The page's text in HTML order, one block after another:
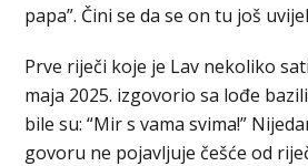
papa”. Čini se da se on tu još
Prve riječi koje je Lav nekoliko
maja 2025. izgovorio sa lođe
bile su: “Mir s vama svima!”
govoru ne pojavljuje češće od